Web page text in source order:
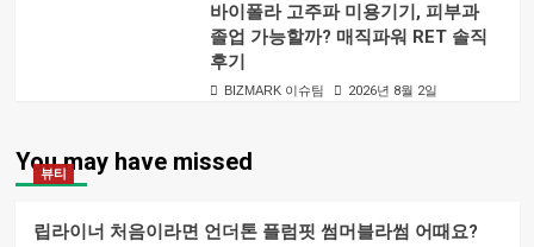
바이폴라 고주파 미용기기, 피부과
졸업 가능할까? 매직파워 RET 솔직
후기
BIZMARK 이슈팀 2026년 8월 2일
You may have missed
뷰티
립라이너 처음이라면 언더톤 플럼핏 썸머블라썸 어때요?